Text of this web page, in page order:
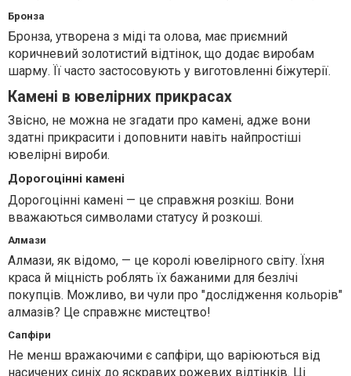
Бронза
Бронза, утворена з міді та олова, має приємний
коричневий золотистий відтінок, що додає виробам
шарму. Її часто застосовують у виготовленні біжутерії.
Камені в ювелірних прикрасах
Звісно, не можна не згадати про камені, адже вони
здатні прикрасити і доповнити навіть найпростіші
ювелірні вироби.
Дорогоцінні камені
Дорогоцінні камені — це справжня розкіш. Вони
вважаються символами статусу й розкоші.
Алмази
Алмази, як відомо, — це королі ювелірного світу. Їхня
краса й міцність роблять їх бажаними для безлічі
покупців. Можливо, ви чули про "дослідження кольорів"
алмазів? Це справжнє мистецтво!
Сапфіри
Не менш вражаючими є сапфіри, що варіюються від
насичених синіх до яскравих рожевих відтінків. Ці